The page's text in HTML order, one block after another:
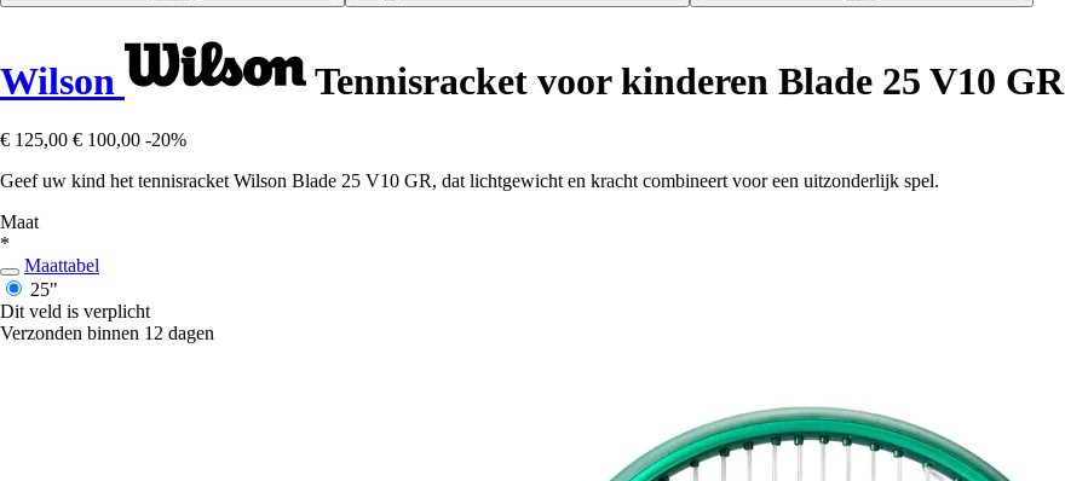
Wilson Tennisracket voor kinderen Blade 25 V10 GR
€ 125,00 € 100,00 -20%
Geef uw kind het tennisracket Wilson Blade 25 V10 GR, dat lichtgewicht en kracht combineert voor een uitzonderlijk spel.
Maat
*
Maattabel
25"
Dit veld is verplicht
Verzonden binnen 12 dagen